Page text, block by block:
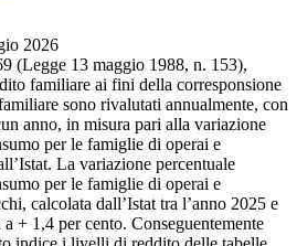
2026
(Legge 13 maggio 1988, n. 153),
familiare ai fini della corresponsione
sono rivalutati annualmente, con
anno, in misura pari alla variazione
per le famiglie di operai e
La variazione percentuale
per le famiglie di operai e
calcolata dall’Istat tra l’anno 2025 e
+ 1,4 per cento. Conseguentemente